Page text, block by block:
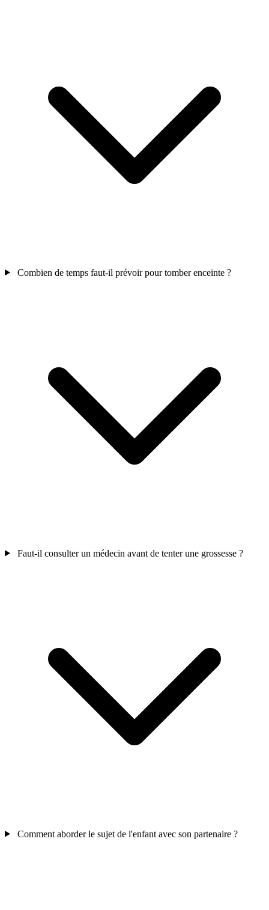
Combien de temps faut-il prévoir pour tomber enceinte ?
Faut-il consulter un médecin avant de tenter une grossesse ?
Comment aborder le sujet de l'enfant avec son partenaire ?